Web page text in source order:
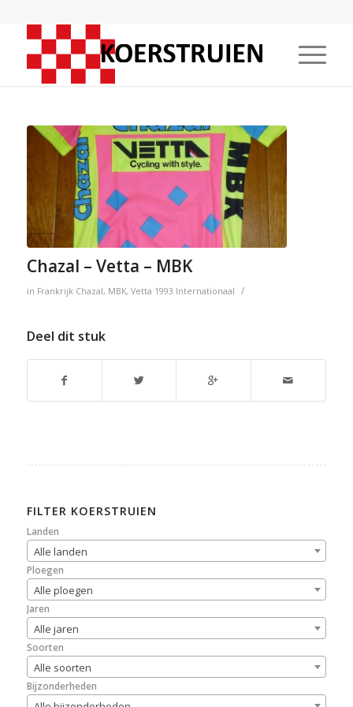
Chazal – Vetta – MBK
in Frankrijk Chazal, MBK, Vetta 1993 Internationaal /
Deel dit stuk
FILTER KOERSTRUIEN
Landen
Alle landen
Ploegen
Alle ploegen
Jaren
Alle jaren
Soorten
Alle soorten
Bijzonderheden